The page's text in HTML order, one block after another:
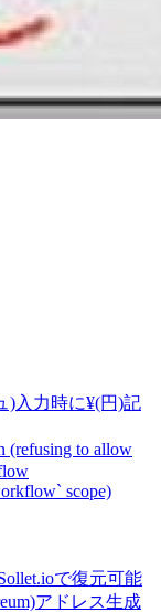
)入力時に¥(円)記
(refusing to allow
scope)
で復元可能
アドレス生成